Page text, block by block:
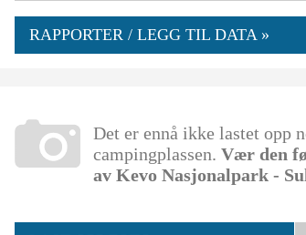
RAPPORTER / LEGG TIL DATA »
Det er ennå ikke lastet opp
campingplassen.Vær den
av Kevo Nasjonalpark -